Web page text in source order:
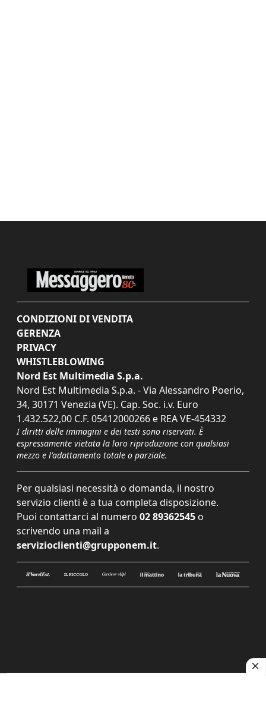
CONDIZIONI DI VENDITA
GERENZA
PRIVACY
WHISTLEBLOWING
Nord Est Multimedia S.p.a.
Nord Est Multimedia S.p.a. - Via Alessandro Poerio,
34, 30171 Venezia (VE). Cap. Soc. i.v. Euro
1.432.522,00 C.F. 05412000266 e REA VE-454332
I diritti delle immagini e dei testi sono riservati. È
espressamente vietata la loro riproduzione con qualsiasi
mezzo e l'adattamento totale o parziale.
Per qualsiasi necessità o domanda, il nostro
servizio clienti è a tua completa disposizione.
Puoi contattarci al numero 02 89362545 o
scrivendo una mail a
servizioclienti@grupponem.it.